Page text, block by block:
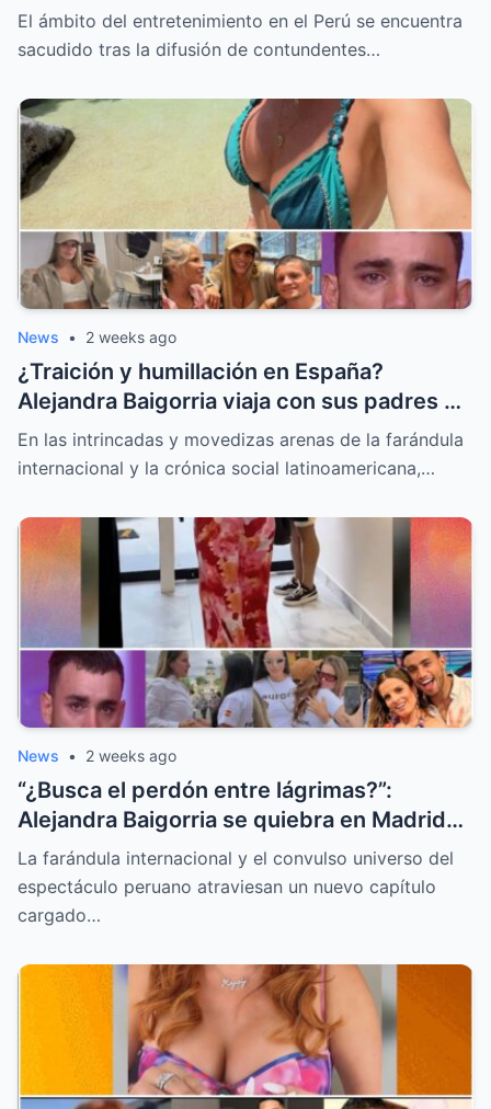
del colapso emocional
El ámbito del entretenimiento en el Perú se encuentra
sacudido tras la difusión de contundentes…
News • 2 weeks ago
¿Traición y humillación en España?
Alejandra Baigorria viaja con sus padres y
le da la espalda a Said Palao
En las intrincadas y movedizas arenas de la farándula
internacional y la crónica social latinoamericana,…
News • 2 weeks ago
“¿Busca el perdón entre lágrimas?”:
Alejandra Baigorria se quiebra en Madrid
tras el sorpresivo reencuentro con Said
Palao
La farándula internacional y el convulso universo del
espectáculo peruano atraviesan un nuevo capítulo
cargado…